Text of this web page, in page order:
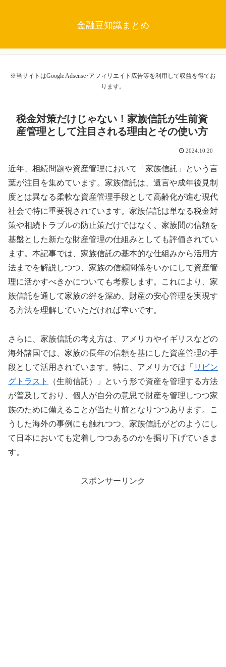
金融豆知識まとめ
※当サイトはGoogle Adsense･アフィリエイト広告等を利用して収益を得てお
ります。
税金対策だけじゃない！家族信託が生前資
産管理として注目される理由とその使い方
2024.10.20
近年、相続問題や資産管理において「家族信託」という言
葉が注目を集めています。家族信託は、遺言や成年後見制
度とは異なる柔軟な資産管理手段として高齢化が進む現代
社会で特に重要視されています。家族信託は単なる税金対
策や相続トラブルの防止策だけではなく、家族間の信頼を
基盤とした新たな財産管理の仕組みとしても評価されてい
ます。本記事では、家族信託の基本的な仕組みから活用方
法までを解説しつつ、家族の信頼関係をいかにして資産管
理に活かすべきかについても考察します。これにより、家
族信託を通して家族の絆を深め、財産の安心管理を実現す
る方法を理解していただければ幸いです。
さらに、家族信託の考え方は、アメリカやイギリスなどの
海外諸国では、家族の長年の信頼を基にした資産管理の手
段として活用されています。特に、アメリカでは「 リビン
グトラスト
（生前信託）」という形で資産を管理する方法
が普及しており、個人が自分の意思で財産を管理しつつ家
族のために備えることが当たり前となりつつあります。こ
うした海外の事例にも触れつつ、家族信託がどのようにし
て日本においても定着しつつあるのかを掘り下げていきま
す。
スポンサーリンク